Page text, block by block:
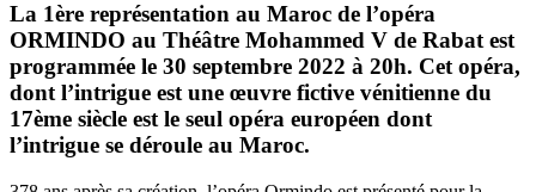
La 1ère représentation au Maroc de l’opéra
ORMINDO au Théâtre Mohammed V de Rabat est
programmée le 30 septembre 2022 à 20h. Cet opéra,
dont l’intrigue est une œuvre fictive vénitienne du
17ème siècle est le seul opéra européen dont
l’intrigue se déroule au Maroc.